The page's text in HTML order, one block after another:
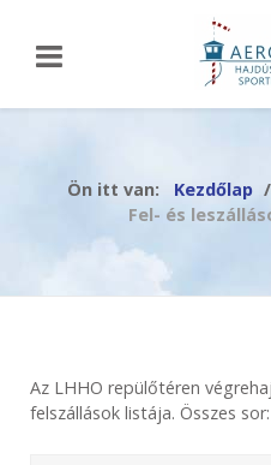
Ön itt van: Kezdőlap
Fel- és
Az LHHO repülőtéren
felszállások listája. Összes sor: